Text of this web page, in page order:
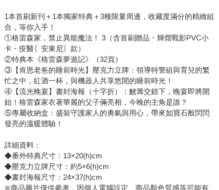
1本首刷新刊＋1本獨家特典＋3種限量周邊，收藏度滿分的精緻組
合，等你入手！
①格雷森家，禁止異能魔法！ 3（含首刷贈品・輝熠戰影PVC小
卡・疫醫〖安東尼〗款）
②特典本《格雷森夢遊記》（32頁）
③【肯恩老爸的睡前時光】壓克力立牌：領導特警組與育兒的繁
忙之中，紅酒一杯，與機器人共享悠閒的睡前時光！
④【流光晚宴】書封海報（十字折）：觥籌交錯下，晚宴即將開
始！格雷森家衣著華麗的父子倆亮相，今晚的主角是誰？
⑤專屬收納盒：盛裝守護家人的勇氣與用心，帶來如寶石般閃閃
發亮的溫暖體驗！
詳細資料：
◆番外特典尺寸：13×20(h)cm
◆壓克力立牌尺寸：約5×6(h)cm
◆書封海報尺寸：24×37(h)cm
※商品圖片僅供參考，因個人電腦設定、商品顏色質感等可能有